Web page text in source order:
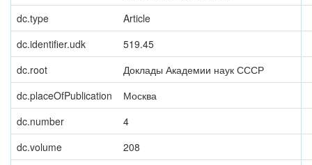
dc.type
Article
dc.identifier.udk
519.45
dc.root
Доклады Академии наук СССР
dc.placeOfPublication
Москва
dc.number
4
dc.volume
208